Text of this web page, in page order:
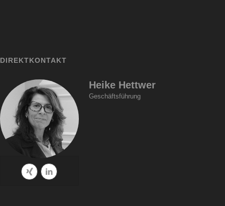
DIREKTKONTAKT
Heike Hettwer
Geschäftsführung